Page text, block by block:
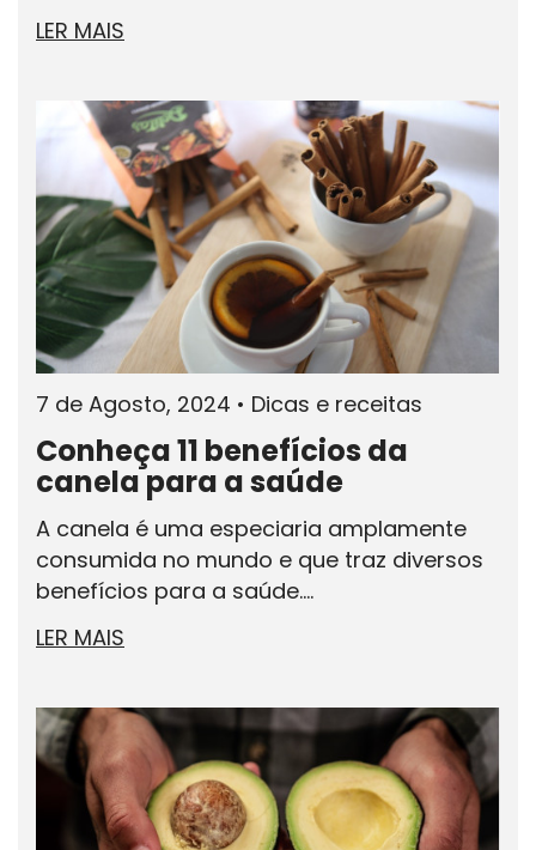
LER MAIS
7 de Agosto, 2024 • Dicas e receitas
Conheça 11 benefícios da
canela para a saúde
A canela é uma especiaria amplamente
consumida no mundo e que traz diversos
benefícios para a saúde....
LER MAIS